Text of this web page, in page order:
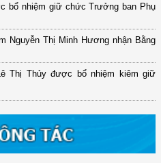
bổ nhiệm giữ chức Trưởng ban Phụ
Nguyễn Thị Minh Hương nhận Bằng
Thị Thủy được bổ nhiệm kiêm giữ
nhiệm vụ Khoa học, công nghệ và
định số 2415/QĐ-TTg ngày
duyệt Chương trình mục tiêu quốc gia
Nghị quyết số 72-NQ/TW ngày